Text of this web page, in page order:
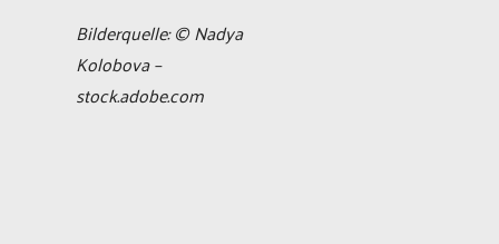
Bilderquelle: © Nadya
Kolobova –
stock.adobe.com